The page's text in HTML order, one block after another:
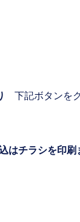
下記ボタンを
チラシを印刷